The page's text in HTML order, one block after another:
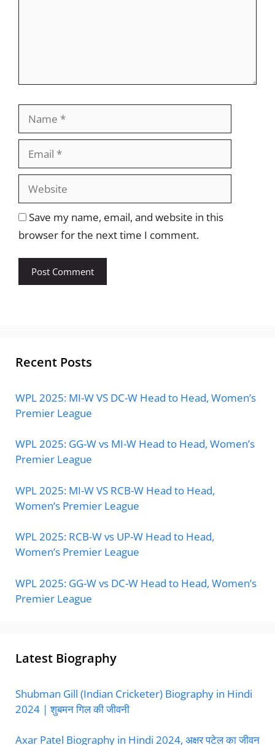
Save my name, email, and website in this
browser for the next time I comment.
Recent Posts
WPL 2025: MI-W VS DC-W Head to Head, Women’s
Premier League
WPL 2025: GG-W vs MI-W Head to Head, Women’s
Premier League
WPL 2025: MI-W VS RCB-W Head to Head,
Women’s Premier League
WPL 2025: RCB-W vs UP-W Head to Head,
Women’s Premier League
WPL 2025: GG-W vs DC-W Head to Head, Women’s
Premier League
Latest Biography
Shubman Gill (Indian Cricketer) Biography in Hindi
2024 | शुबमन गिल की जीवनी
Axar Patel Biography in Hindi 2024, अक्षर पटेल का जीवन